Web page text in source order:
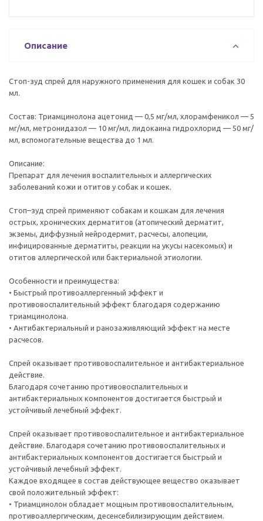
Описание
Стоп-зуд спрей для наружного применения для кошек и собак 30
мл.
Состав: Триамцинолона ацетонид — 0,5 мг/мл, хлорамфеникол — 5
мг/мл, метронидазол — 10 мг/мл, лидокаина гидрохлорид — 50 мг/
мл, вспомогательные вещества до 1 мл.
Описание:
Препарат для лечения воспалительных и аллергических
заболеваний кожи и отитов у собак и кошек.
Стоп–зуд спрей применяют собакам и кошкам для лечения
острых, хронических дерматитов (атопический дерматит,
экземы, диффузный нейродермит, расчесы, алопеции,
инфицированные дерматиты, реакции на укусы насекомых) и
отитов аллергической или бактериальной этиологии.
Особенности и преимущества:
• Быстрый противоаллергенный эффект и
противовоспалительный эффект благодаря содержанию
триамцинолона.
• Антибактериальный и ранозаживляющий эффект на месте
расчесов.
Спрей оказывает противовоспалительное и антибактериальное
действие.
Благодаря сочетанию противовоспалительных и
антибактериальных компонентов достигается быстрый и
устойчивый лечебный эффект.
Спрей оказывает противовоспалительное и антибактериальное
действие. Благодаря сочетанию противовоспалительных и
антибактериальных компонентов достигается быстрый и
устойчивый лечебный эффект.
Каждое входящее в состав действующее вещество оказывает
свой положительный эффект:
• Триамцинолон обладает мощным противовоспалительным,
противоаллергическим, десенсебилизирующим действием.